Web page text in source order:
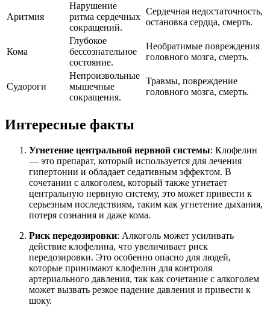
Аритмия
Нарушение
ритма сердечных
сокращений.
Сердечная недостаточность,
остановка сердца, смерть.
Кома
Глубокое
бессознательное
состояние.
Необратимые повреждения
головного мозга, смерть.
Судороги
Непроизвольные
мышечные
сокращения.
Травмы, повреждение
головного мозга, смерть.
Интересные факты
Угнетение центральной нервной системы: Клофелин
— это препарат, который используется для лечения
гипертонии и обладает седативным эффектом. В
сочетании с алкоголем, который также угнетает
центральную нервную систему, это может привести к
серьезным последствиям, таким как угнетение дыхания,
потеря сознания и даже кома.
Риск передозировки: Алкоголь может усиливать
действие клофелина, что увеличивает риск
передозировки. Это особенно опасно для людей,
которые принимают клофелин для контроля
артериального давления, так как сочетание с алкоголем
может вызвать резкое падение давления и привести к
шоку.